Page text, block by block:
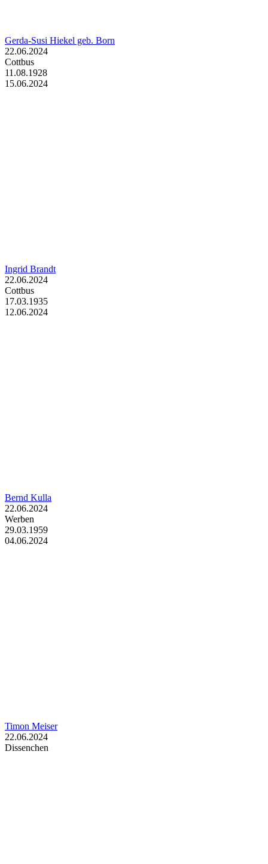
Gerda-Susi Hiekel geb. Born
22.06.2024
Cottbus
11.08.1928
15.06.2024
Ingrid Brandt
22.06.2024
Cottbus
17.03.1935
12.06.2024
Bernd Kulla
22.06.2024
Werben
29.03.1959
04.06.2024
Timon Meiser
22.06.2024
Dissenchen